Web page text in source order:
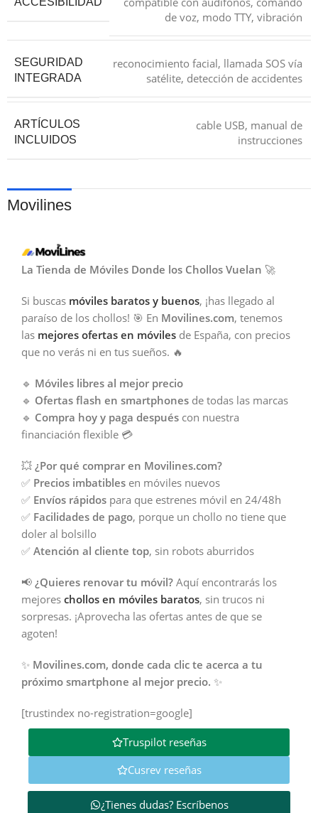
de voz, modo TTY, vibración
SEGURIDAD
INTEGRADA
reconocimiento facial, llamada SOS vía
satélite, detección de accidentes
ARTÍCULOS
INCLUIDOS
cable USB, manual de
instrucciones
Movilines
La Tienda de Móviles Donde los Chollos Vuelan 🚀
Si buscas móviles baratos y buenos, ¡has llegado al
paraíso de los chollos! 🎯 En Movilines.com, tenemos
las mejores ofertas en móviles de España, con precios
que no verás ni en tus sueños. 🔥
🔹 Móviles libres al mejor precio
🔹 Ofertas flash en smartphones de todas las marcas
🔹 Compra hoy y paga después con nuestra
financiación flexible 💳
💥 ¿Por qué comprar en Movilines.com?
✅ Precios imbatibles en móviles nuevos
✅ Envíos rápidos para que estrenes móvil en 24/48h
✅ Facilidades de pago, porque un chollo no tiene que
doler al bolsillo
✅ Atención al cliente top, sin robots aburridos
📢 ¿Quieres renovar tu móvil? Aquí encontrarás los
mejores chollos en móviles baratos, sin trucos ni
sorpresas. ¡Aprovecha las ofertas antes de que se
agoten!
✨ Movilines.com, donde cada clic te acerca a tu
próximo smartphone al mejor precio. ✨
[trustindex no-registration=google]
Truspilot reseñas
Cusrev reseñas
¿Tienes dudas? Escríbenos